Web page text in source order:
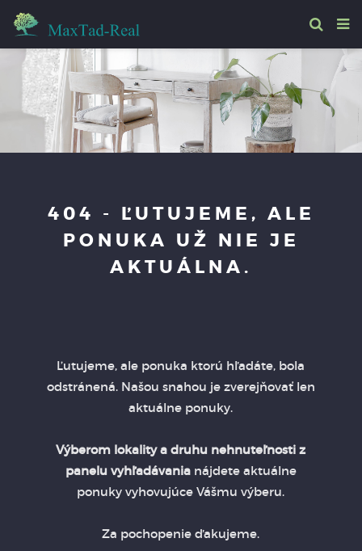
404 - ĽUTUJEME, ALE
PONUKA UŽ NIE JE
AKTUÁLNA.
Ľutujeme, ale ponuka ktorú hľadáte, bola
odstránená. Našou snahou je zverejňovať len
aktuálne ponuky.
Výberom lokality a druhu nehnuteľnosti z
panelu vyhľadávanianájdete aktuálne
ponuky vyhovujúce Vášmu výberu.
Za pochopenie ďakujeme.